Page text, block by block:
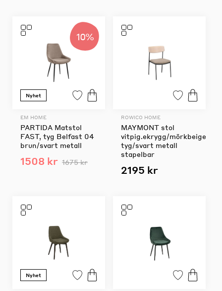
10%
Nyhet
EM HOME
PARTIDA Matstol
FAST, tyg Belfast 04
brun/svart metall
1508 kr 1675 kr
ROWICO HOME
MAYMONT stol
vitpig.ekrygg/mörkbeige
tyg/svart metall
stapelbar
2195 kr
Nyhet